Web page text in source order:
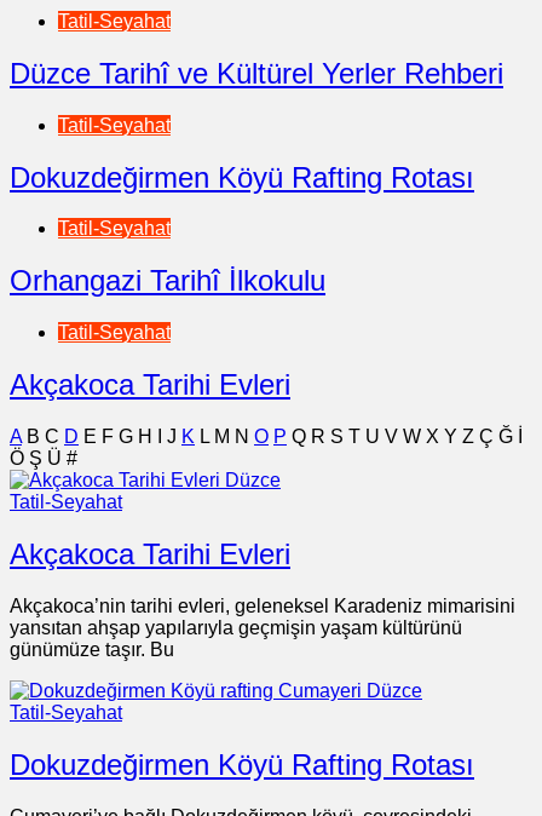
Tatil-Seyahat
Düzce Tarihî ve Kültürel Yerler Rehberi
Tatil-Seyahat
Dokuzdeğirmen Köyü Rafting Rotası
Tatil-Seyahat
Orhangazi Tarihî İlkokulu
Tatil-Seyahat
Akçakoca Tarihi Evleri
A B C D E F G H J K L M N O P Q R S T U V W X Y Z Ç Ğ
Ö Ş Ü #
Tatil-Seyahat
Akçakoca Tarihi Evleri
Akçakoca’nin tarihi evleri, geleneksel Karadeniz mimarisini
yansıtan ahşap yapılarıyla geçmişin yaşam kültürünü
günümüze taşır. Bu
Tatil-Seyahat
Dokuzdeğirmen Köyü Rafting Rotası